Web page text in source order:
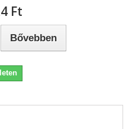
Ft‎
Bővebben